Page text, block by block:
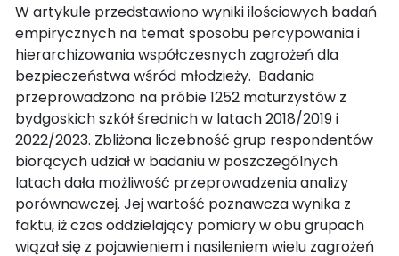
W artykule przedstawiono wyniki ilościowych badań
empirycznych na temat sposobu percypowania i
hierarchizowania współczesnych zagrożeń dla
bezpieczeństwa wśród młodzieży. Badania
przeprowadzono na próbie 1252 maturzystów z
bydgoskich szkół średnich w latach 2018/2019 i
2022/2023. Zbliżona liczebność grup respondentów
biorących udział w badaniu w poszczególnych
latach dała możliwość przeprowadzenia analizy
porównawczej. Jej wartość poznawcza wynika z
faktu, iż czas oddzielający pomiary w obu grupach
wiązał się z pojawieniem i nasileniem wielu zagrożeń